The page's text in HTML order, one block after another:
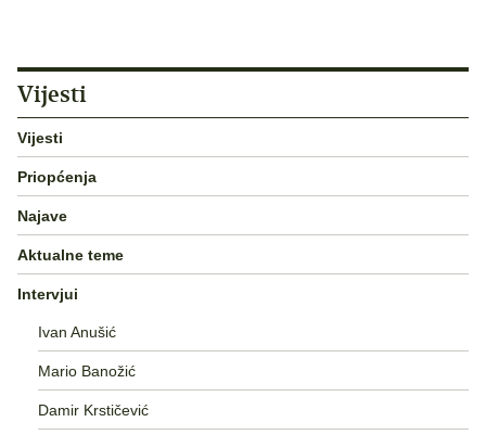
Vijesti
Vijesti
Priopćenja
Najave
Aktualne teme
Intervjui
Ivan Anušić
Mario Banožić
Damir Krstičević